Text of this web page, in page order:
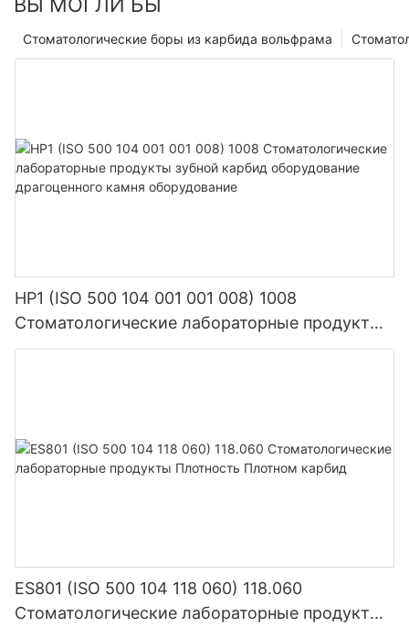
Стоматологические боры из карбида вольфрама
HP1 (ISO 500 104 001 001 008) 1008
Стоматологические лабораторные продукты
зубной карбид оборудование драгоценного
ES801 (ISO 500 104 118 060) 118.060
Стоматологические лабораторные продукты